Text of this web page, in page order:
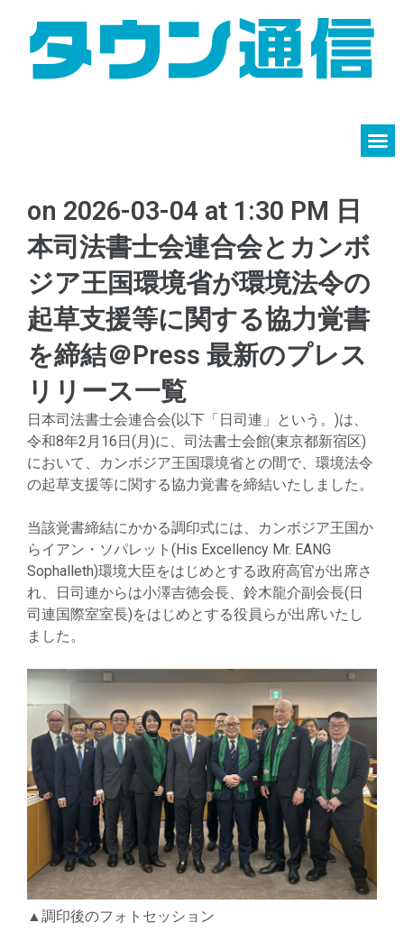
on 2026-03-04 at 1:30 PM 日
本司法書士会連合会とカンボ
ジア王国環境省が環境法令の
起草支援等に関する協力覚書
を締結​＠Press 最新のプレス
リリース一覧
日本司法書士会連合会(以下「日司連」という。)は、
令和8年2月16日(月)に、司法書士会館(東京都新宿区)
において、カンボジア王国環境省との間で、環境法令
の起草支援等に関する協力覚書を締結いたしました。
当該覚書締結にかかる調印式には、カンボジア王国か
らイアン・ソパレット(His Excellency Mr. EANG
Sophalleth)環境大臣をはじめとする政府高官が出席さ
れ、日司連からは小澤吉徳会長、鈴木龍介副会長(日
司連国際室室長)をはじめとする役員らが出席いたし
ました。
▲調印後のフォトセッション